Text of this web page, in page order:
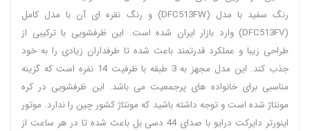
رنگ سفید با مدل (DFC513FW) و رنگ نقره ای آن با مدل کامل
(DFC513FV) وارد بازار ایران شده است. این ظرفشویی با ترکیبی از
طراحی زیبا و عملکرد قدرتمند باعث شده تا طرفداران زیادی را به خود
جذب کند. این مدل مجهز به 3 طبقه با ظرفیت 14 نفره است که گزینه
مناسبی برای خانواده های پرجمعیت می باشد. این ظرفشویی در کره
مونتاژ شده است و توجه داشته باشید که مونتاژ کشور چین را ندارد. موتور
اینورتر دایرکت درایو با صدای 44 دسی بل باعث شده تا در هر ساعت از